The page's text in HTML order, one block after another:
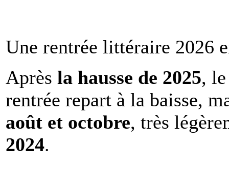
Une rentrée littéraire 2026
Après la hausse de 2025,
rentrée repart à la baisse,
août et octobre, très
2024.